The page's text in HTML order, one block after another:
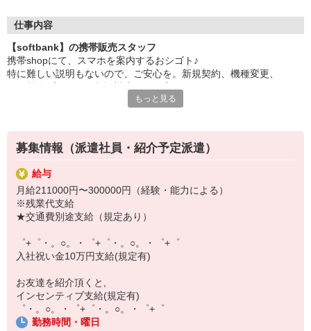
でも心配ご無用！
お互いに教え合ったり、フォローしあったりする
和気あいあいとした人間関係がある店舗ばかり！
皆で一緒にステップアップしましょう♪
【選べるお仕事いろいろ】
▼オフィスワーク
事務、経理、データ入力、コールセンター、受付
▼工場・製造・軽作業系
機械/食品製造・梱包・仕分け・加工・組立・検査
▼美容系
眉毛サロンのアイブロウ・ネイリスト・エステ
▼営業・販売
法人営業・アパレル販売・個別指導塾・人材紹介
▼人気案件も多数♪
短期・期間限定・オープニング・官公庁案件
上場/優良/大手企業など
【スマホ面接実施中】
￣￣￣￣￣￣￣￣￣
自宅に居ながらスマホでカンタン面接OK！
オンライン面談なのでスピード対応。
仕事内容
【softbank】の携帯販売スタッフ
携帯shopにて、スマホを案内するおシゴト♪
特に難しい説明もないので、ご安心を。新規契約、機種変更、
満足度◎
■携帯やインターネット販売業務
docomo(ドコモ)/au(エーユー)・KDDI/softbank(ソフトバンク)など
の大手キャリアから
ワイモバイル(Y!mobille)、楽天モバイル、UQなど格安スマホまで幅
広く紹介可能♪
もっと見る
募集情報（派遣社員・紹介予定派遣）
給与
月給211000円〜300000円（経験・能力による）
※残業代支給
★交通費別途支給（規定あり）
゜+゜・。○。・゜+゜・。○。・゜+゜
入社祝い金10万円支給(規定有)
お友達を紹介頂くと,
インセンティブ支給(規定有)
゜・。○。・゜+゜・。○。・゜+゜
勤務時間・曜日